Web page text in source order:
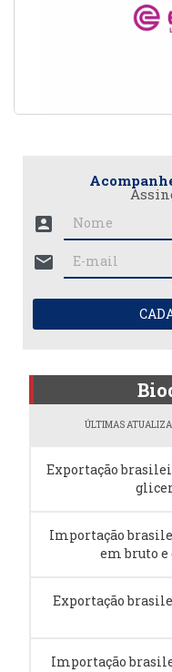
account_box
mail
ÚLTIMAS
Exportação
Importação
em bruto
Exportação
Importação